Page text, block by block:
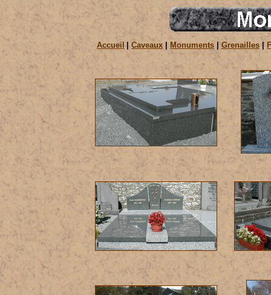
Accueil Caveaux Monuments |Grenailles